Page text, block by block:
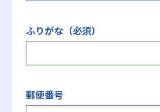
ふりがな（必須）
郵便番号